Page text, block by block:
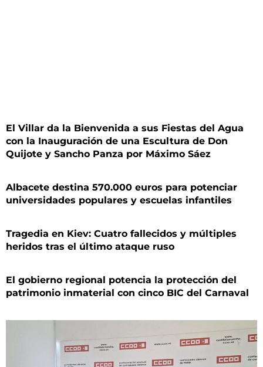
El Villar da la Bienvenida a sus Fiestas del Agua
con la Inauguración de una Escultura de Don
Quijote y Sancho Panza por Máximo Sáez
Albacete destina 570.000 euros para potenciar
universidades populares y escuelas infantiles
Tragedia en Kiev: Cuatro fallecidos y múltiples
heridos tras el último ataque ruso
El gobierno regional potencia la protección del
patrimonio inmaterial con cinco BIC del Carnaval